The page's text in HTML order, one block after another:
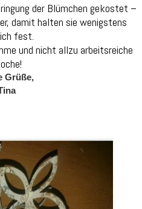
der Blümchen gekostet –
damit halten sie wenigstens
fest.
und nicht allzu arbeitsreiche
Grüße,